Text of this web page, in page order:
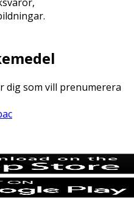
dig som vill prenumerera